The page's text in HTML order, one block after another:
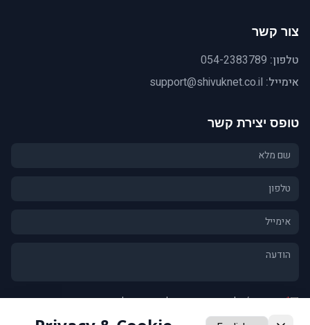
צור קשר
טלפון: 054-2383789
אימייל: support@shivuknet.co.il
טופס יצירת קשר
*אני מסכים/ה למדיניות הפרטיותוליצירת קשר לגבי פנייתי
אני מאשר/ת קבלת חומרים שיווקיים ומבצעים (אופציונלי)